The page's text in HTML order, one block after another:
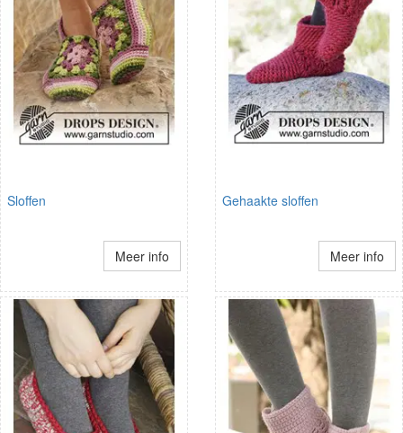
Sloffen
Meer info
Gehaakte sloffen
Meer info